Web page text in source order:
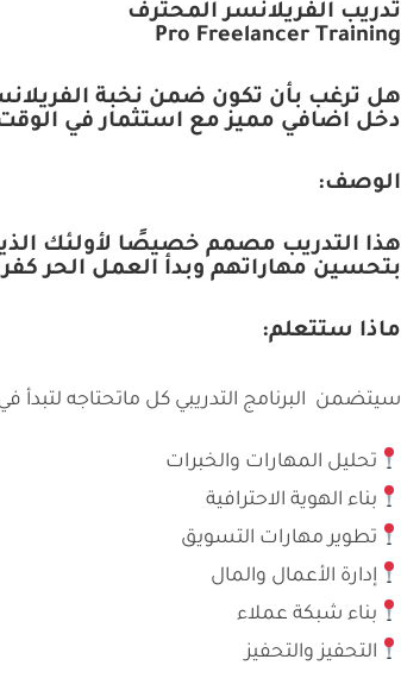
تدريب الفريلانسر المحترف
Pro Freelancer Training
هل ترغب بأن تكون ضمن نخبة
دخل اضافي مميز مع استثمار في
الوصف:
هذا التدريب مصمم خصيصًا لأولئك
بتحسين مهاراتهم وبدأ العمل الحر
ماذا ستتعلم:
سيتضمن البرنامج التدريبي كل ماتحتاجه
تحليل المهارات والخبرات
بناء الهوية الاحترافية
تطوير مهارات التسويق
إدارة الأعمال والمال
بناء شبكة عملاء
التحفيز والتحفيز